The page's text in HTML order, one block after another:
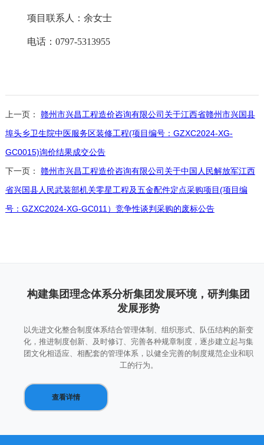
项目联系人： 余女士
电话： 0797-5313955
上一页： 赣州市兴昌工程造价咨询有限公司关于江西省赣州市兴国县
埠头乡卫生院中医服务区装修工程(项目编号：GZXC2024-XG-
GC0015)询价结果成交公告
下一页： 赣州市兴昌工程造价咨询有限公司关于中国人民解放军江西
省兴国县人民武装部机关零星工程及五金配件定点采购项目(项目编
号：GZXC2024-XG-GC011）竞争性谈判采购的废标公告
构建集团理念体系分析集团发展环境，研判集团
发展形势
以先进文化整合制度体系结合管理体制、组织形式、队伍结构的新变
化，推进制度创新、及时修订、完善各种规章制度，逐步建立起与集
团文化相适应、相配套的管理体系，以健全完善的制度规范企业和职
工的行为。
查看详情